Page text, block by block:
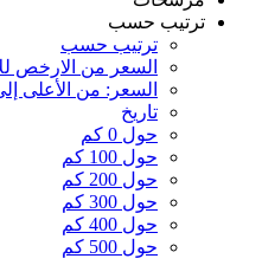
ترتيب حسب
ترتيب حسب
السعر من الارخص
السعر: من الأعلى
تاريخ
حول 0 كم
حول 100 كم
حول 200 كم
حول 300 كم
حول 400 كم
حول 500 كم